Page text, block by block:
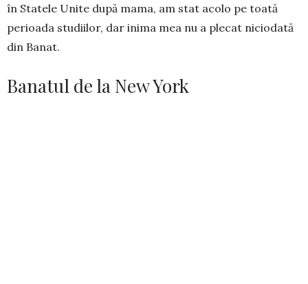
în Statele Unite după mama, am stat acolo pe toată
perioada studiilor, dar inima mea nu a plecat niciodată
din Banat.
Banatul de la New York